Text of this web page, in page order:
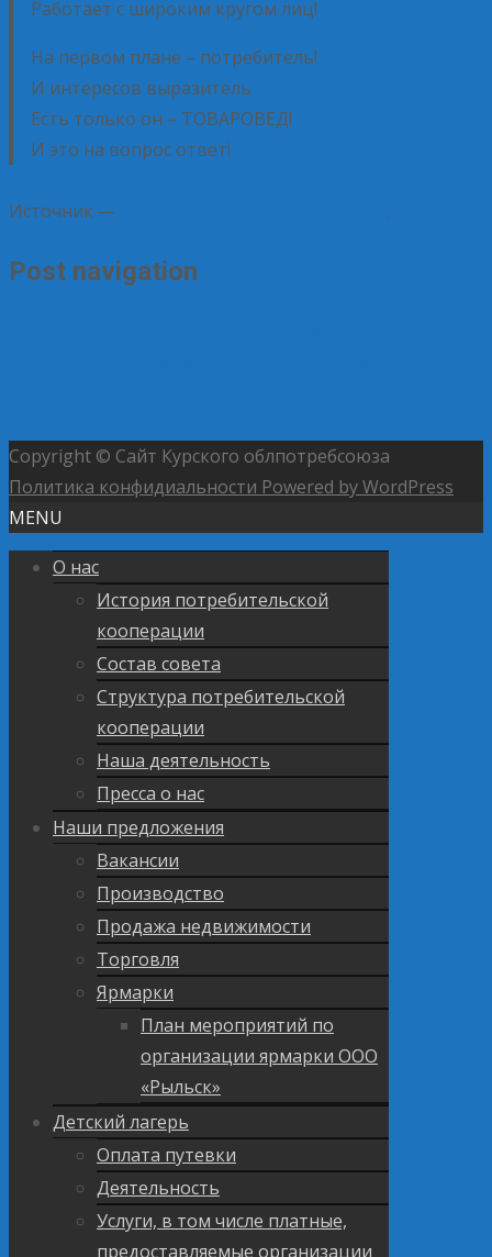
Работает с широким кругом лиц!
На первом плане – потребитель!
И интересов выразитель
Есть только он – ТОВАРОВЕД!
И это на вопрос ответ!
Источник — .
Post navigation
Copyright © Сайт Курского облпотребсоюза
Политика конфидиальности Powered by WordPress
MENU
О нас
История потребительской
кооперации
Состав совета
Структура потребительской
кооперации
Наша деятельность
Пресса о нас
Наши предложения
Вакансии
Производство
Продажа недвижимости
Торговля
Ярмарки
План мероприятий по
организации ярмарки ООО
«Рыльск»
Детский лагерь
Оплата путевки
Деятельность
Услуги, в том числе платные,
предоставляемые организации